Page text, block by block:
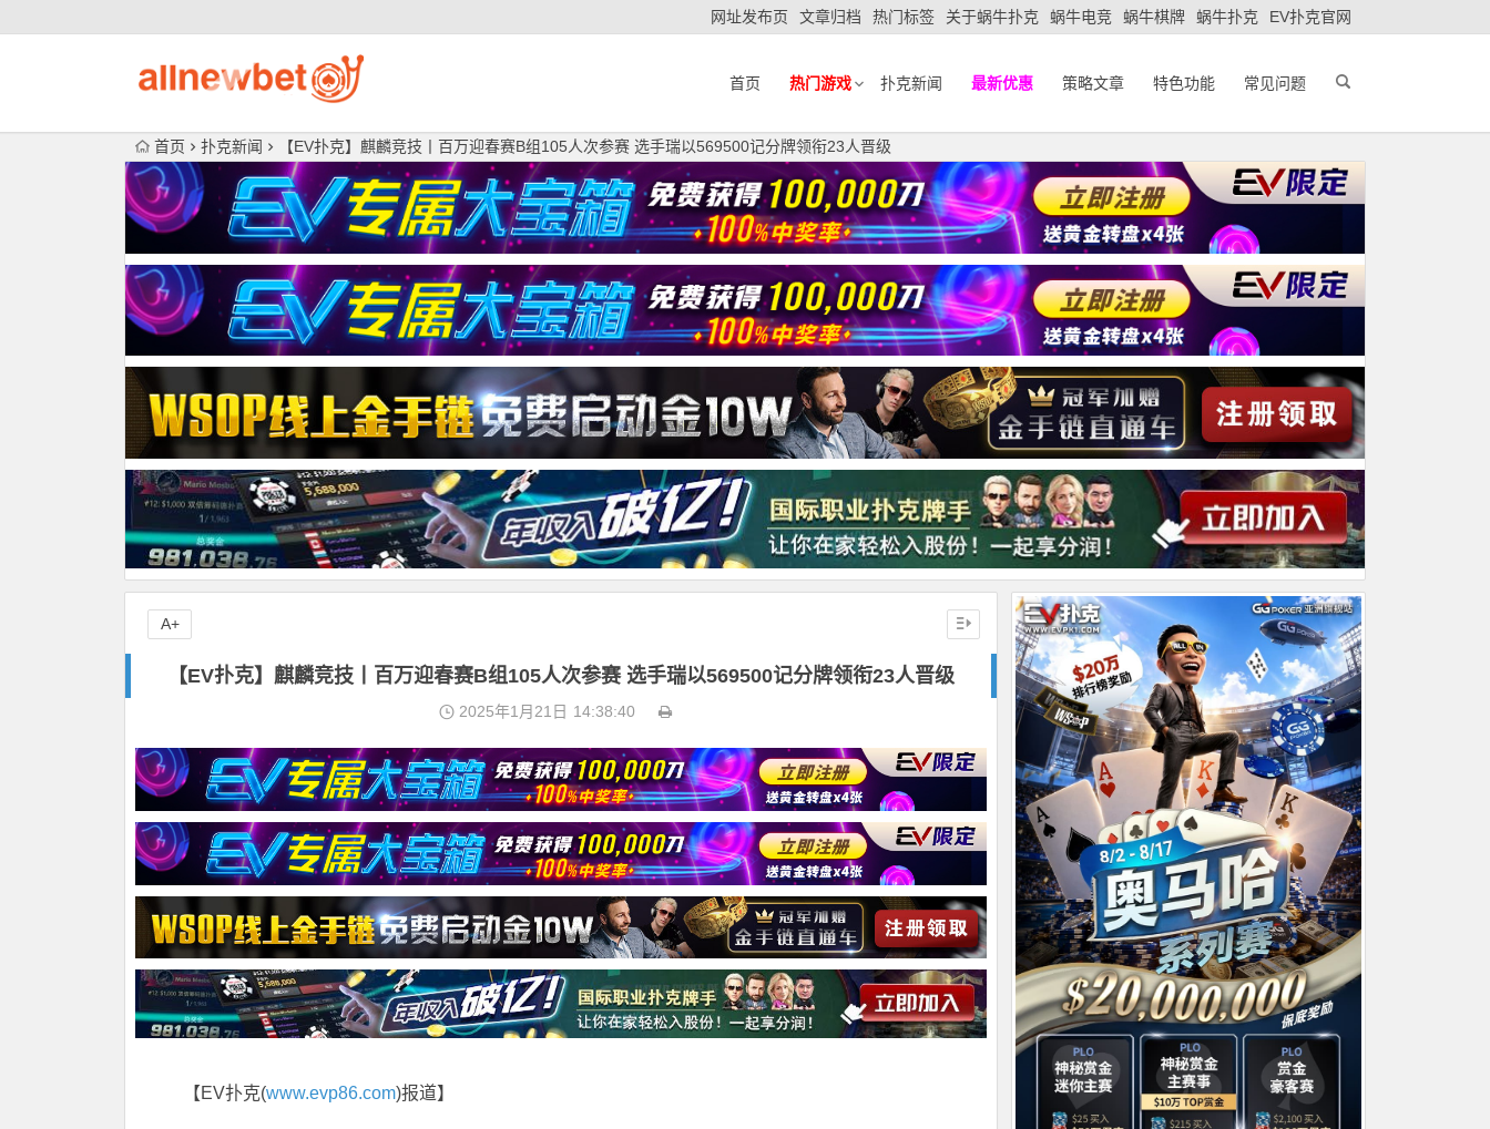
网址发布页 文章归档 热门标签 关于蜗牛扑克 蜗牛电竞 蜗牛棋牌 蜗牛扑克 EV扑克官网
首页 热门游戏 扑克新闻 最新优惠 策略文章 特色功能 常见问题
首页 扑克新闻 【EV扑克】麒麟竞技丨百万迎春赛B组105人次参赛 选手瑞以569500记分牌领衔23人晋级
【EV扑克】麒麟竞技丨百万迎春赛B组105人次参赛 选手瑞以569500记分牌领衔23人晋级
2025年1月21日 14:38:40
【EV扑克(www.evp86.com)报道】
A+